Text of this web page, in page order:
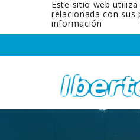
Este sitio web
relacionada con sus
información